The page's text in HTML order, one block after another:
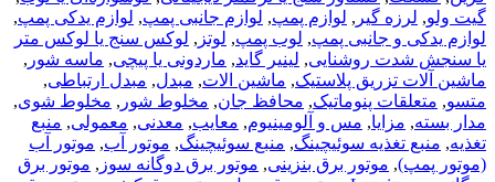
گیت ولو, لرزه گیر , لوازم پمپ, لوازم جانبی پمپ, لوازم یدکی پمپ,
لوازم یدکی و جانبی پمپ, لوب پمپ, لوتز , لوکس سنج یا لوکس متر
یا سنجش شدت روشنایی, لینیر گاید, ماردونی یا پیچی, ماسه شور ,
ماشین آلات تزریق پلاستیک, ماشین الات, مبدل, مبدل ارتباطی,
متسو, متعلقات پنوماتیک, محافظ جان, مخلوط شور , مخلوط شوی,
مدار بسته, مزایا, مس و آلومینیوم, معایب, معدنی, معمولی, منبع
تغذیه, منبع تغذیه سوئیچینگ, منبع سوئیچینگ, موتور آب, موتور آب
(موتور پمپ), موتور برق بنزینی, موتور برق دوگانه سوز , موتور برق